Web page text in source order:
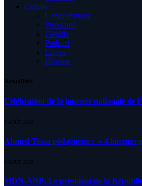
Culture
Condoléances
Proximité
Famille
Podcast
Livres
Histoire
Actualités
Célébration de la journée nationale de
5 AOÛT 2026
Ahmed Tessa pédagogue : » 4
4 AOÛT 2026
MDN-ANP: Le président de la